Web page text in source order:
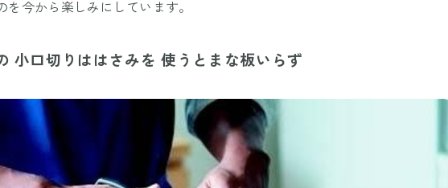
を今から楽しみにしています。
小口切りははさみを 使うとまな板いらず